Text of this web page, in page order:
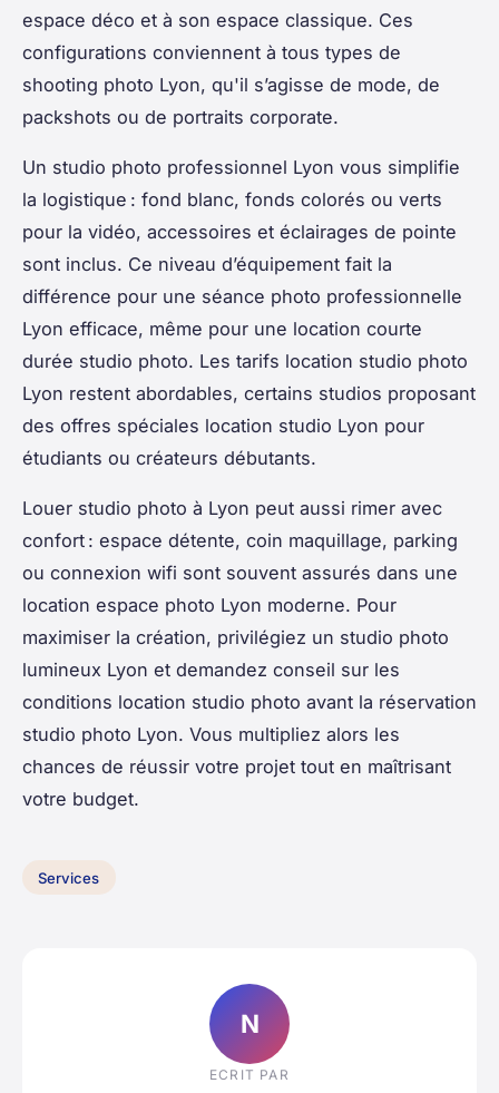
espace déco et à son espace classique. Ces
configurations conviennent à tous types de
shooting photo Lyon, qu'il s’agisse de mode, de
packshots ou de portraits corporate.
Un studio photo professionnel Lyon vous simplifie
la logistique : fond blanc, fonds colorés ou verts
pour la vidéo, accessoires et éclairages de pointe
sont inclus. Ce niveau d’équipement fait la
différence pour une séance photo professionnelle
Lyon efficace, même pour une location courte
durée studio photo. Les tarifs location studio photo
Lyon restent abordables, certains studios proposant
des offres spéciales location studio Lyon pour
étudiants ou créateurs débutants.
Louer studio photo à Lyon peut aussi rimer avec
confort : espace détente, coin maquillage, parking
ou connexion wifi sont souvent assurés dans une
location espace photo Lyon moderne. Pour
maximiser la création, privilégiez un studio photo
lumineux Lyon et demandez conseil sur les
conditions location studio photo avant la réservation
studio photo Lyon. Vous multipliez alors les
chances de réussir votre projet tout en maîtrisant
votre budget.
Services
N
ECRIT PAR